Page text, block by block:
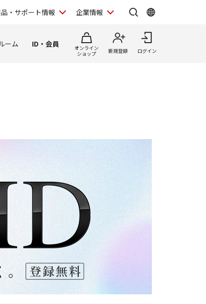
・サポート情報 企業情報
ーム ID・会員
オンライン
ショップ
新規登録 ログイン